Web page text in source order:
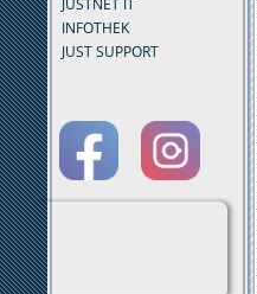
JUSTNET IT
INFOTHEK
JUST SUPPORT